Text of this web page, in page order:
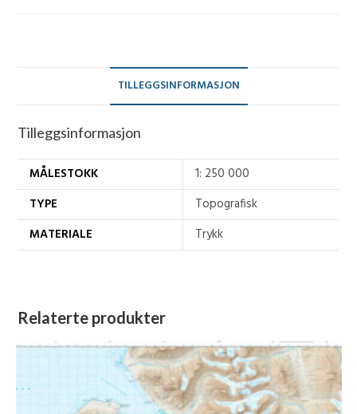
TILLEGGSINFORMASJON
Tilleggsinformasjon
MÅLESTOKK
1: 250 000
TYPE
Topografisk
MATERIALE
Trykk
Relaterte produkter